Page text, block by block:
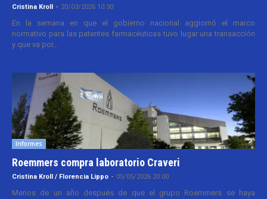
Cristina Kroll - 20/03/2026 10:30
En la semana en que el gobierno nacional aggiornó el marco
normativo para las patentes farmacéuticas tuvo lugar una transacción
y que va por...
Informes
Roemmers compra laboratorio Craveri
Cristina Kroll / Florencia Lippo - 05/05/2026 20:00
Menos de un año después de que el grupo Roemmers se haya